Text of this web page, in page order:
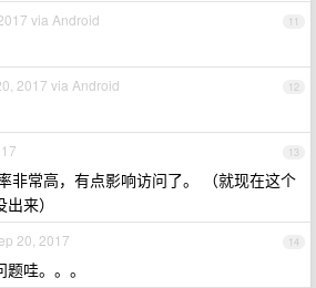
11
via Android
12
2017 via Android
13
非常高，有点影响访问了。 （就现在这个
来）
14
20, 2017
哇。。。